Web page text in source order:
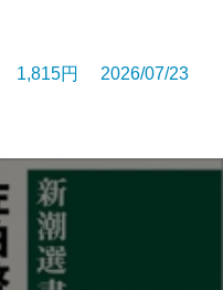
1,815円 2026/07/23